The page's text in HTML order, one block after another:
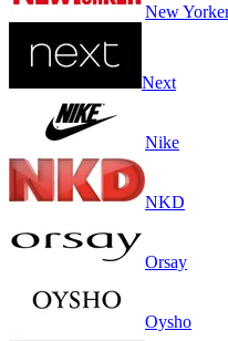
New
Next
Nike
NKD
Orsay
Oysho